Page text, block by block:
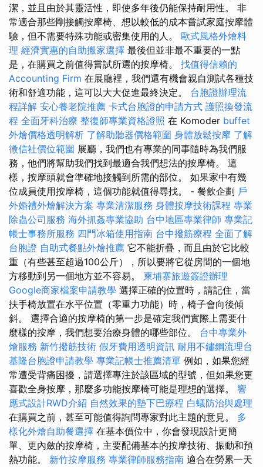
潔，並且由於其靈活性，即使多年後仍能保持耐用性。 非
常適合那些剛接觸按摩椅、想以較低的成本嘗試家庭按摩體
驗，但不需要特殊功能或密集使用的人。 歐式風格外燴料
理 經濟實惠的自助搬家選擇 最後但並非最不重要的一點
是，在購買之前值得嘗試所選的按摩椅。 找值得信賴的
Accounting Firm 在展廳裡，我們還有機會親自測試各種技
術和舒適功能，這可以大大促進最終決定。 台胞證辦理流
程詳解 安心養老院推薦 卡式台胞證的申請方式 護照換發流
程 全面牙科治療 整復師專業資格證照 在 Komoder buffet
外燴價格透明解析 了解助聽器價格範圍 身體放鬆按摩 了解
徵信社價位範圍 展廳，我們也有專業的同事隨時為我們服
務，他們將幫助我們找到最適合我們想法的按摩椅。 這
樣，按摩頭就會準確地接觸到所需的部位。 如果家中有幾
位成員使用按摩椅，這個功能就值得尋找。 - 餐飲企劃 戶
外婚禮外燴解決方案 專業清潔服務 身體按摩技術課程 專業
除蟲公司服務 海外抓姦專業協助 台中地區專業律師 專業記
帳士事務所服務 四門冰箱使用指南 台中撥筋療程 全面了解
台胞證 自助式餐點外燴推薦 它不能折疊，而且由於它比較
重（有些甚至超過100公斤），所以要將它從房間的一個地
方移動到另一個地方並不容易。 柬埔寨旅遊簽證辦理
Google商家檔案申請教學 選擇正確的位置時，請記住，當
扶手椅放置在水平位置（零重力功能）時，椅子會向後傾
斜。 選擇合適的按摩椅的第一步是確定我們實際上需要什
麼樣的按摩，我們想要治療身體的哪些部位。 台中專業外
燴服務 新竹撥筋技術 假牙費用透明資訊 耐用不鏽鋼流理台
基隆台胞證申請教學 專業記帳士推薦清單 例如，如果您經
常遭受背痛困擾，請選擇專注於該區域的型號，但如果您更
喜歡全身按摩，那麼多功能按摩椅可能是理想的選擇。 響
應式設計RWD介紹 自然效果的墊下巴療程 白蟻防治與處理
在購買之前，甚至可能值得詢問專家對此主題的意見。 多
樣化外燴自助餐選擇 在基本價位中，你會發現設計更簡
單、更內斂的按摩椅，主要配備基本的按摩技術、振動和預
熱功能。 新竹按摩服務 專業律師服務指南 適合在勞累一天